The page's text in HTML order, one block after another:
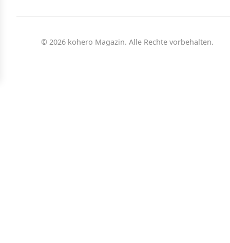
© 2026 kohero Magazin. Alle Rechte vorbehalten.